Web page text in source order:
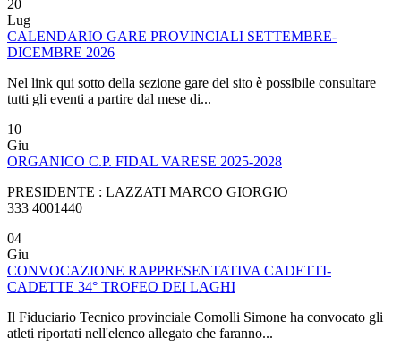
20
Lug
CALENDARIO GARE PROVINCIALI SETTEMBRE-
DICEMBRE 2026
Nel link qui sotto della sezione gare del sito è possibile consultare
tutti gli eventi a partire dal mese di...
10
Giu
ORGANICO C.P. FIDAL VARESE 2025-2028
PRESIDENTE : LAZZATI MARCO GIORGIO
333 4001440
04
Giu
CONVOCAZIONE RAPPRESENTATIVA CADETTI-
CADETTE 34° TROFEO DEI LAGHI
Il Fiduciario Tecnico provinciale Comolli Simone ha convocato gli
atleti riportati nell'elenco allegato che faranno...